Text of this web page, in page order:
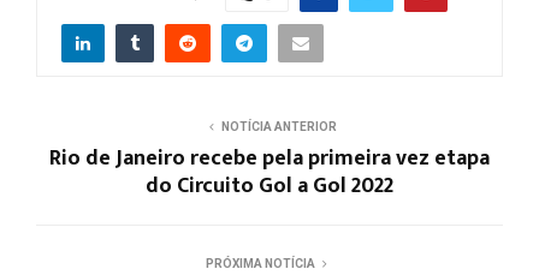
NOTÍCIA ANTERIOR
Rio de Janeiro recebe pela primeira vez etapa
do Circuito Gol a Gol 2022
PRÓXIMA NOTÍCIA